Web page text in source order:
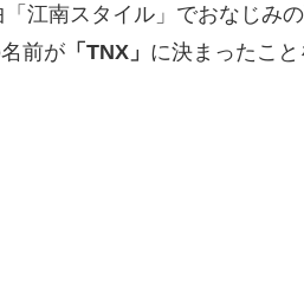
江南スタイル」でおなじみ
前が 「TNX」 に決まったこと